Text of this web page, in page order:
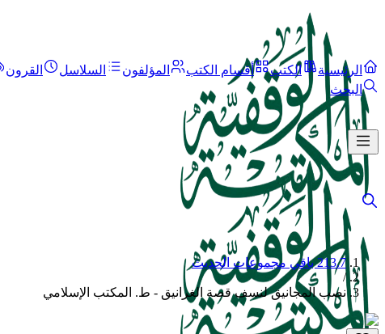
الرئيسية الكتب أقسام الكتب المؤلفون السلاسل القرون
البحث
213.7 باقي مجموعات الحديث
/
نصب المجانيق لنسف قصة الغرانيق - ط. المكتب الإسلامي